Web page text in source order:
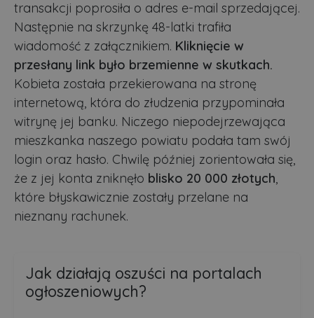
transakcji poprosiła o adres e-mail sprzedającej.
Następnie na skrzynkę 48-latki trafiła
wiadomość z załącznikiem. Kliknięcie w
przesłany link było brzemienne w skutkach.
Kobieta została przekierowana na stronę
internetową, która do złudzenia przypominała
witrynę jej banku. Niczego niepodejrzewająca
mieszkanka naszego powiatu podała tam swój
login oraz hasło. Chwilę później zorientowała się,
że z jej konta zniknęło blisko 20 000 złotych
które błyskawicznie zostały przelane na
nieznany rachunek.
Jak działają oszuści na portalach
ogłoszeniowych?